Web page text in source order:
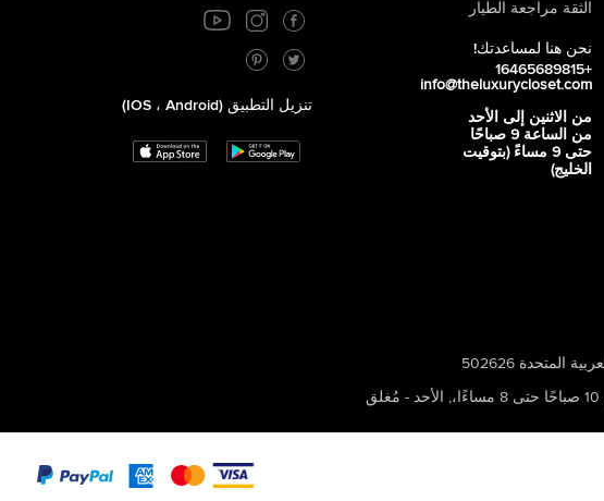
الثقة مراجعة الطيار
نحن هنا لمساعدتك!
+16465689815
info@theluxurycloset.com
من الاثنين إلى الأحد
من الساعة 9 صباحًا
حتى 9 مساءً (بتوقيت
الخليج)
تنزيل التطبيق (iOS ، Android)
, الأحد - مُغلق